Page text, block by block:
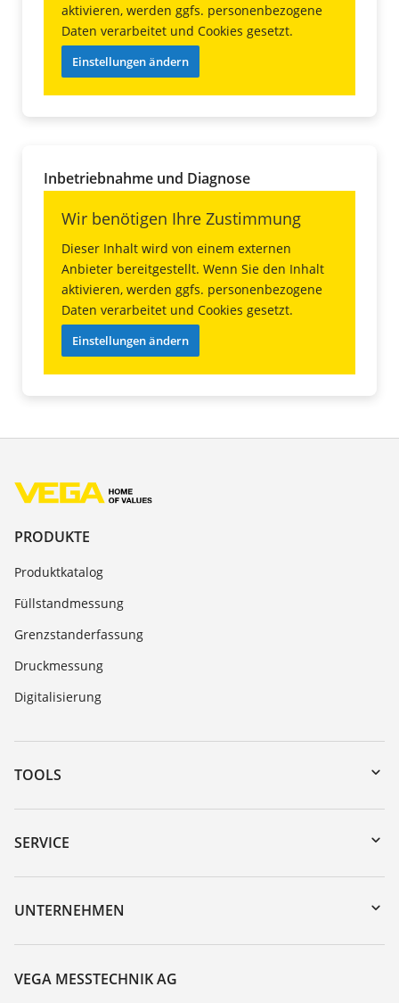
aktivieren, werden ggfs. personenbezogene
Daten verarbeitet und Cookies gesetzt.
Einstellungen ändern
Inbetriebnahme und Diagnose
Wir benötigen Ihre Zustimmung
Dieser Inhalt wird von einem externen
Anbieter bereitgestellt. Wenn Sie den Inhalt
aktivieren, werden ggfs. personenbezogene
Daten verarbeitet und Cookies gesetzt.
Einstellungen ändern
PRODUKTE
Produktkatalog
Füllstandmessung
Grenzstanderfassung
Druckmessung
Digitalisierung
TOOLS
Download-Center
Gerätesuche (Seriennummer)
DTM Collection/PACTware
SERVICE
Geräterücksendung
Trainings
Beständigkeitsliste
UNTERNEHMEN
Über VEGA
Kontakt
VEGA MESSTECHNIK AG